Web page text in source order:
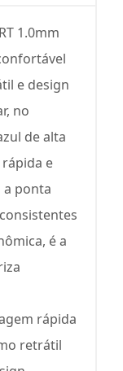
1.0mm
e design
no
de alta
e
ponta
é a
rápida
retrátil